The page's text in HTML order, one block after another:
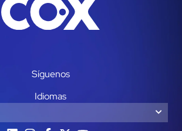
Síguenos
Idiomas